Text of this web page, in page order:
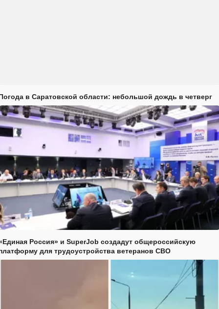
в Саратовской области: небольшой дождь в четверг
Россия» и SuperJob создадут общероссийскую
для трудоустройства ветеранов СВО